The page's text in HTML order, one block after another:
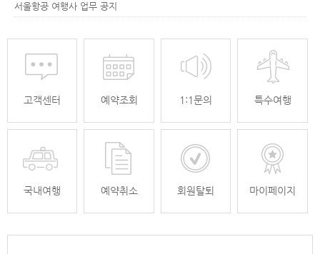
서울항공 여행사 업무 공지
고객센터 예약조회 1:1문의 특수여행
국내여행 예약취소 회원탈퇴 마이페이지